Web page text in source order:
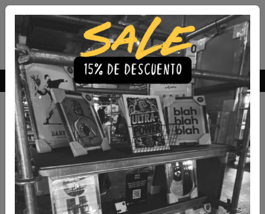
Envío Gratis a todo Chile comprando 3 o más productos